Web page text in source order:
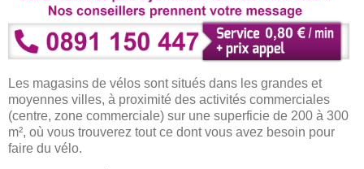
Les magasins de vélos sont situés dans les grandes et
moyennes villes, à proximité des activités commerciales
(centre, zone commerciale) sur une superficie de 200 à 300
m², où vous trouverez tout ce dont vous avez besoin pour
faire du vélo.